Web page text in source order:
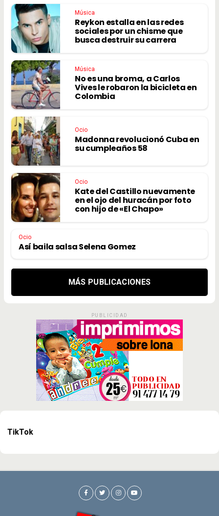
Música
Reykon estalla en las redes
sociales por un chisme que
busca destruir su carrera
Música
No es una broma, a Carlos
Vives le robaron la bicicleta en
Colombia
Ocio
Madonna revolucionó Cuba en
su cumpleaños 58
Ocio
Kate del Castillo nuevamente
en el ojo del huracán por foto
con hijo de «El Chapo»
Ocio
Así baila salsa Selena Gomez
MÁS PUBLICACIONES
PUBLICIDAD
TikTok